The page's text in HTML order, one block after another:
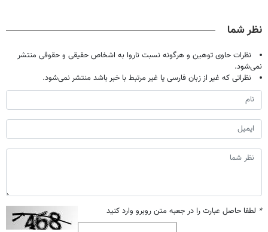
نظر شما
نظرات حاوی توهین و هرگونه نسبت ناروا به اشخاص حقیقی و حقوقی منتشر
نمی‌شود.
نظراتی که غیر از زبان فارسی یا غیر مرتبط با خبر باشد منتشر نمی‌شود.
* لطفا حاصل عبارت را در جعبه متن روبرو وارد کنید